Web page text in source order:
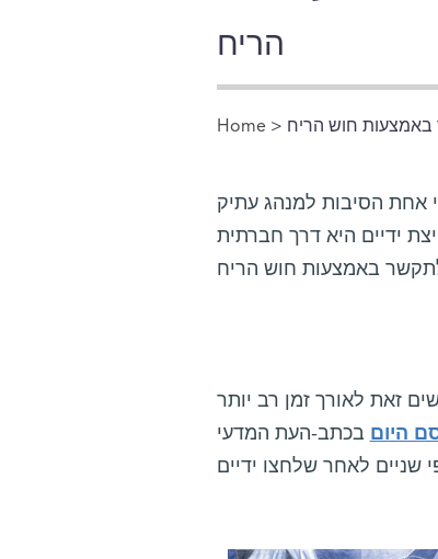
הריח
You are here
Home > באמצעות חוש הריח
אחת הסיבות למנהג עתיק
ידיים היא דרך חברתית
זאת לאורך זמן רב יותר
היום בכתב-העת המדעי eLife, משך הזמן,